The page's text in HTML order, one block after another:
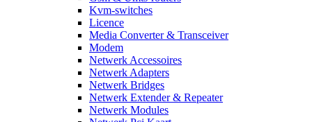
Kvm-switches
Licence
Media Converter & Transceiver
Modem
Netwerk Accessoires
Netwerk Adapters
Netwerk Bridges
Netwerk Extender & Repeater
Netwerk Modules